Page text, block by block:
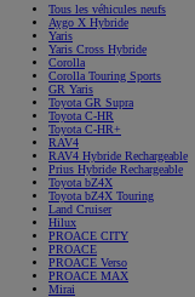
Tous les véhicules neufs
Aygo X Hybride
Yaris
Yaris Cross Hybride
Corolla
Corolla Touring Sports
GR Yaris
Toyota GR Supra
Toyota C-HR
Toyota C-HR+
RAV4
RAV4 Hybride Rechargeable
Prius Hybride Rechargeable
Toyota bZ4X
Toyota bZ4X Touring
Land Cruiser
Hilux
PROACE CITY
PROACE
PROACE Verso
PROACE MAX
Mirai